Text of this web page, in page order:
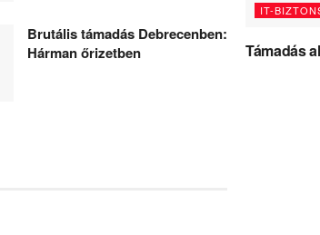
Brutális támadás Debrecenben:
Hárman őrizetben
IT-
Támadás